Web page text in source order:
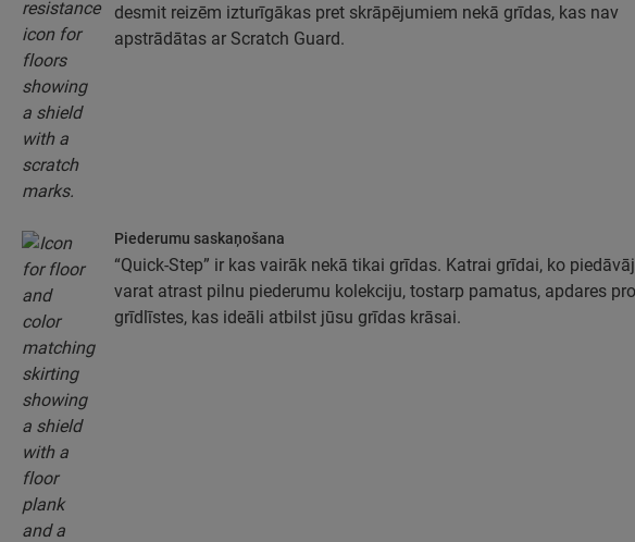
desmit reizēm izturīgākas pret skrāpējumiem nekā grīdas, kas nav
apstrādātas ar Scratch Guard.
Piederumu saskaņošana
“Quick-Step” ir kas vairāk nekā tikai grīdas. Katrai grīdai, ko
varat atrast pilnu piederumu kolekciju, tostarp pamatus, apdares
grīdlīstes, kas ideāli atbilst jūsu grīdas krāsai.